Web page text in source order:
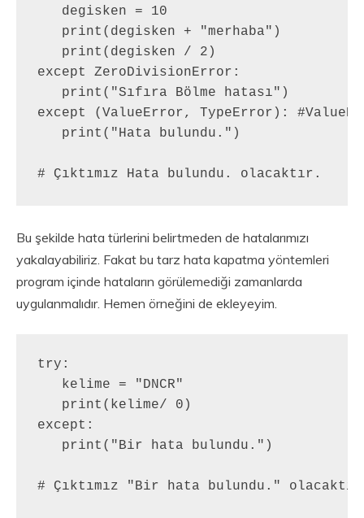
   degisken = 10
   print(degisken + "merhaba")
   print(degisken / 2)
except ZeroDivisionError:
   print("Sıfıra Bölme hatası")
except (ValueError, TypeError):
   print("Hata bulundu.")
# Çıktımız Hata bulundu. olacaktır.
Bu şekilde hata türlerini belirtmeden de hatalarımızı
yakalayabiliriz. Fakat bu tarz hata kapatma yöntemleri
program içinde hataların görülemediği zamanlarda
uygulanmalıdır. Hemen örneğini de ekleyeyim.
try:
   kelime = "DNCR"
   print(kelime/ 0)
except:
   print("Bir hata bulundu.")
# Çıktımız "Bir hata bulundu."